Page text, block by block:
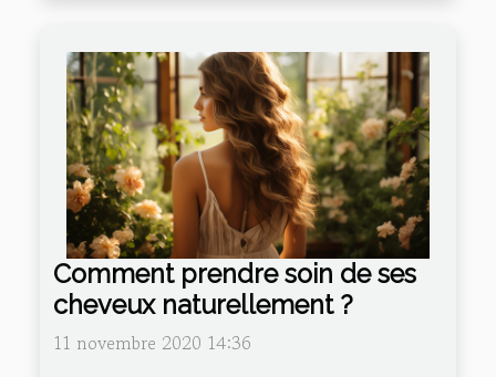
Comment prendre soin de ses
cheveux naturellement ?
11 novembre 2020 14:36